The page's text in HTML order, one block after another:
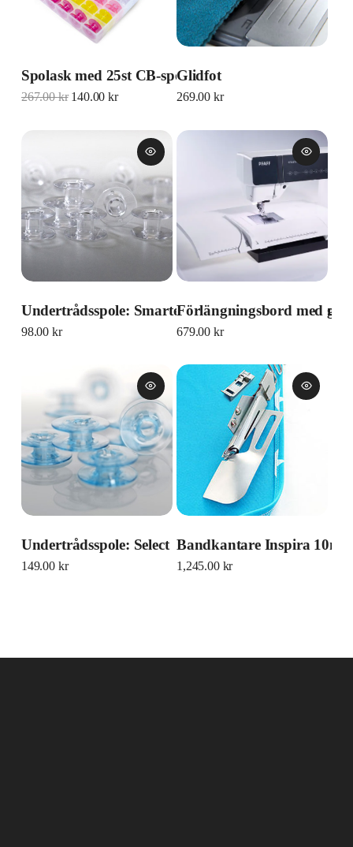
Spolask med 25st CB-spolar
267.00kr Det ursprungliga priset var: 267.00 kr.
140.00krDet nuvarande priset är: 140.00 kr.
Glidfot
269.00 kr
Undertrådsspole: Smarter, Passport och Ambition
98.00 kr
Förlängningsbord med
679.00 kr
Undertrådsspole: Select
149.00 kr
Bandkantare Inspira
1,245.00 kr